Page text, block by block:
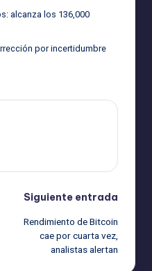
alcanza los 136,000
por incertidumbre
Siguiente entrada
Rendimiento de Bitcoin
cae por cuarta vez,
analistas alertan